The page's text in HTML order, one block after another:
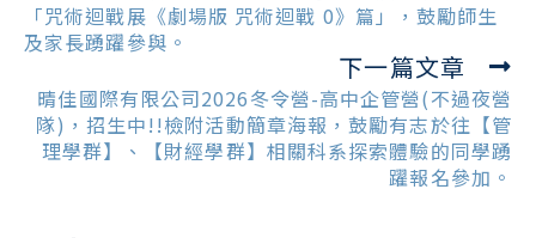
「咒術迴戰展《劇場版 咒術迴戰 0》篇」，鼓勵師生
及家長踴躍參與。
下一篇文章
晴佳國際有限公司2026冬令營-高中企管營(不過夜營
隊)，招生中!!檢附活動簡章海報，鼓勵有志於往【管
理學群】、【財經學群】相關科系探索體驗的同學踴
躍報名參加。